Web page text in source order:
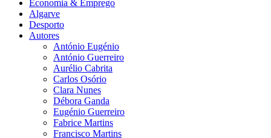
Economia & Emprego
Algarve
Desporto
Autores
António Eugénio
António Guerreiro
Aurélio Cabrita
Carlos Osório
Clara Nunes
Débora Ganda
Eugénio Guerreiro
Fabrice Martins
Francisco Martins